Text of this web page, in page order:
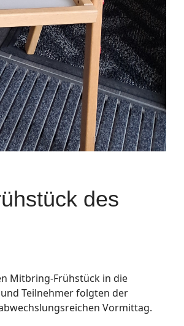
des
Mitbring-Frühstück in die
Teilnehmer folgten der
Vormittag.